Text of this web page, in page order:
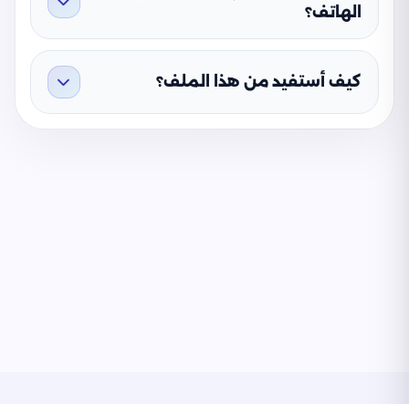
الهاتف؟
كيف أستفيد من هذا الملف؟